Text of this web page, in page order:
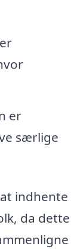
er
særlige
indhente
da dette